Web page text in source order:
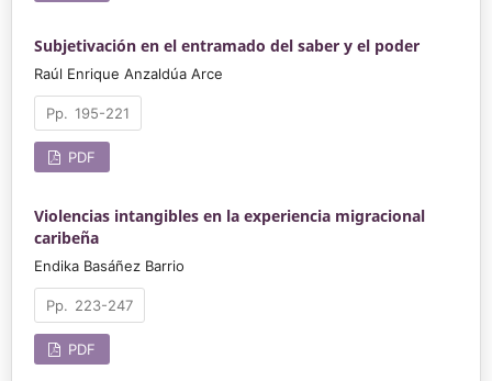
Subjetivación en el entramado del saber y el poder
Raúl Enrique Anzaldúa Arce
195-221
PDF
Violencias intangibles en la experiencia migracional
caribeña
Endika Basáñez Barrio
223-247
PDF